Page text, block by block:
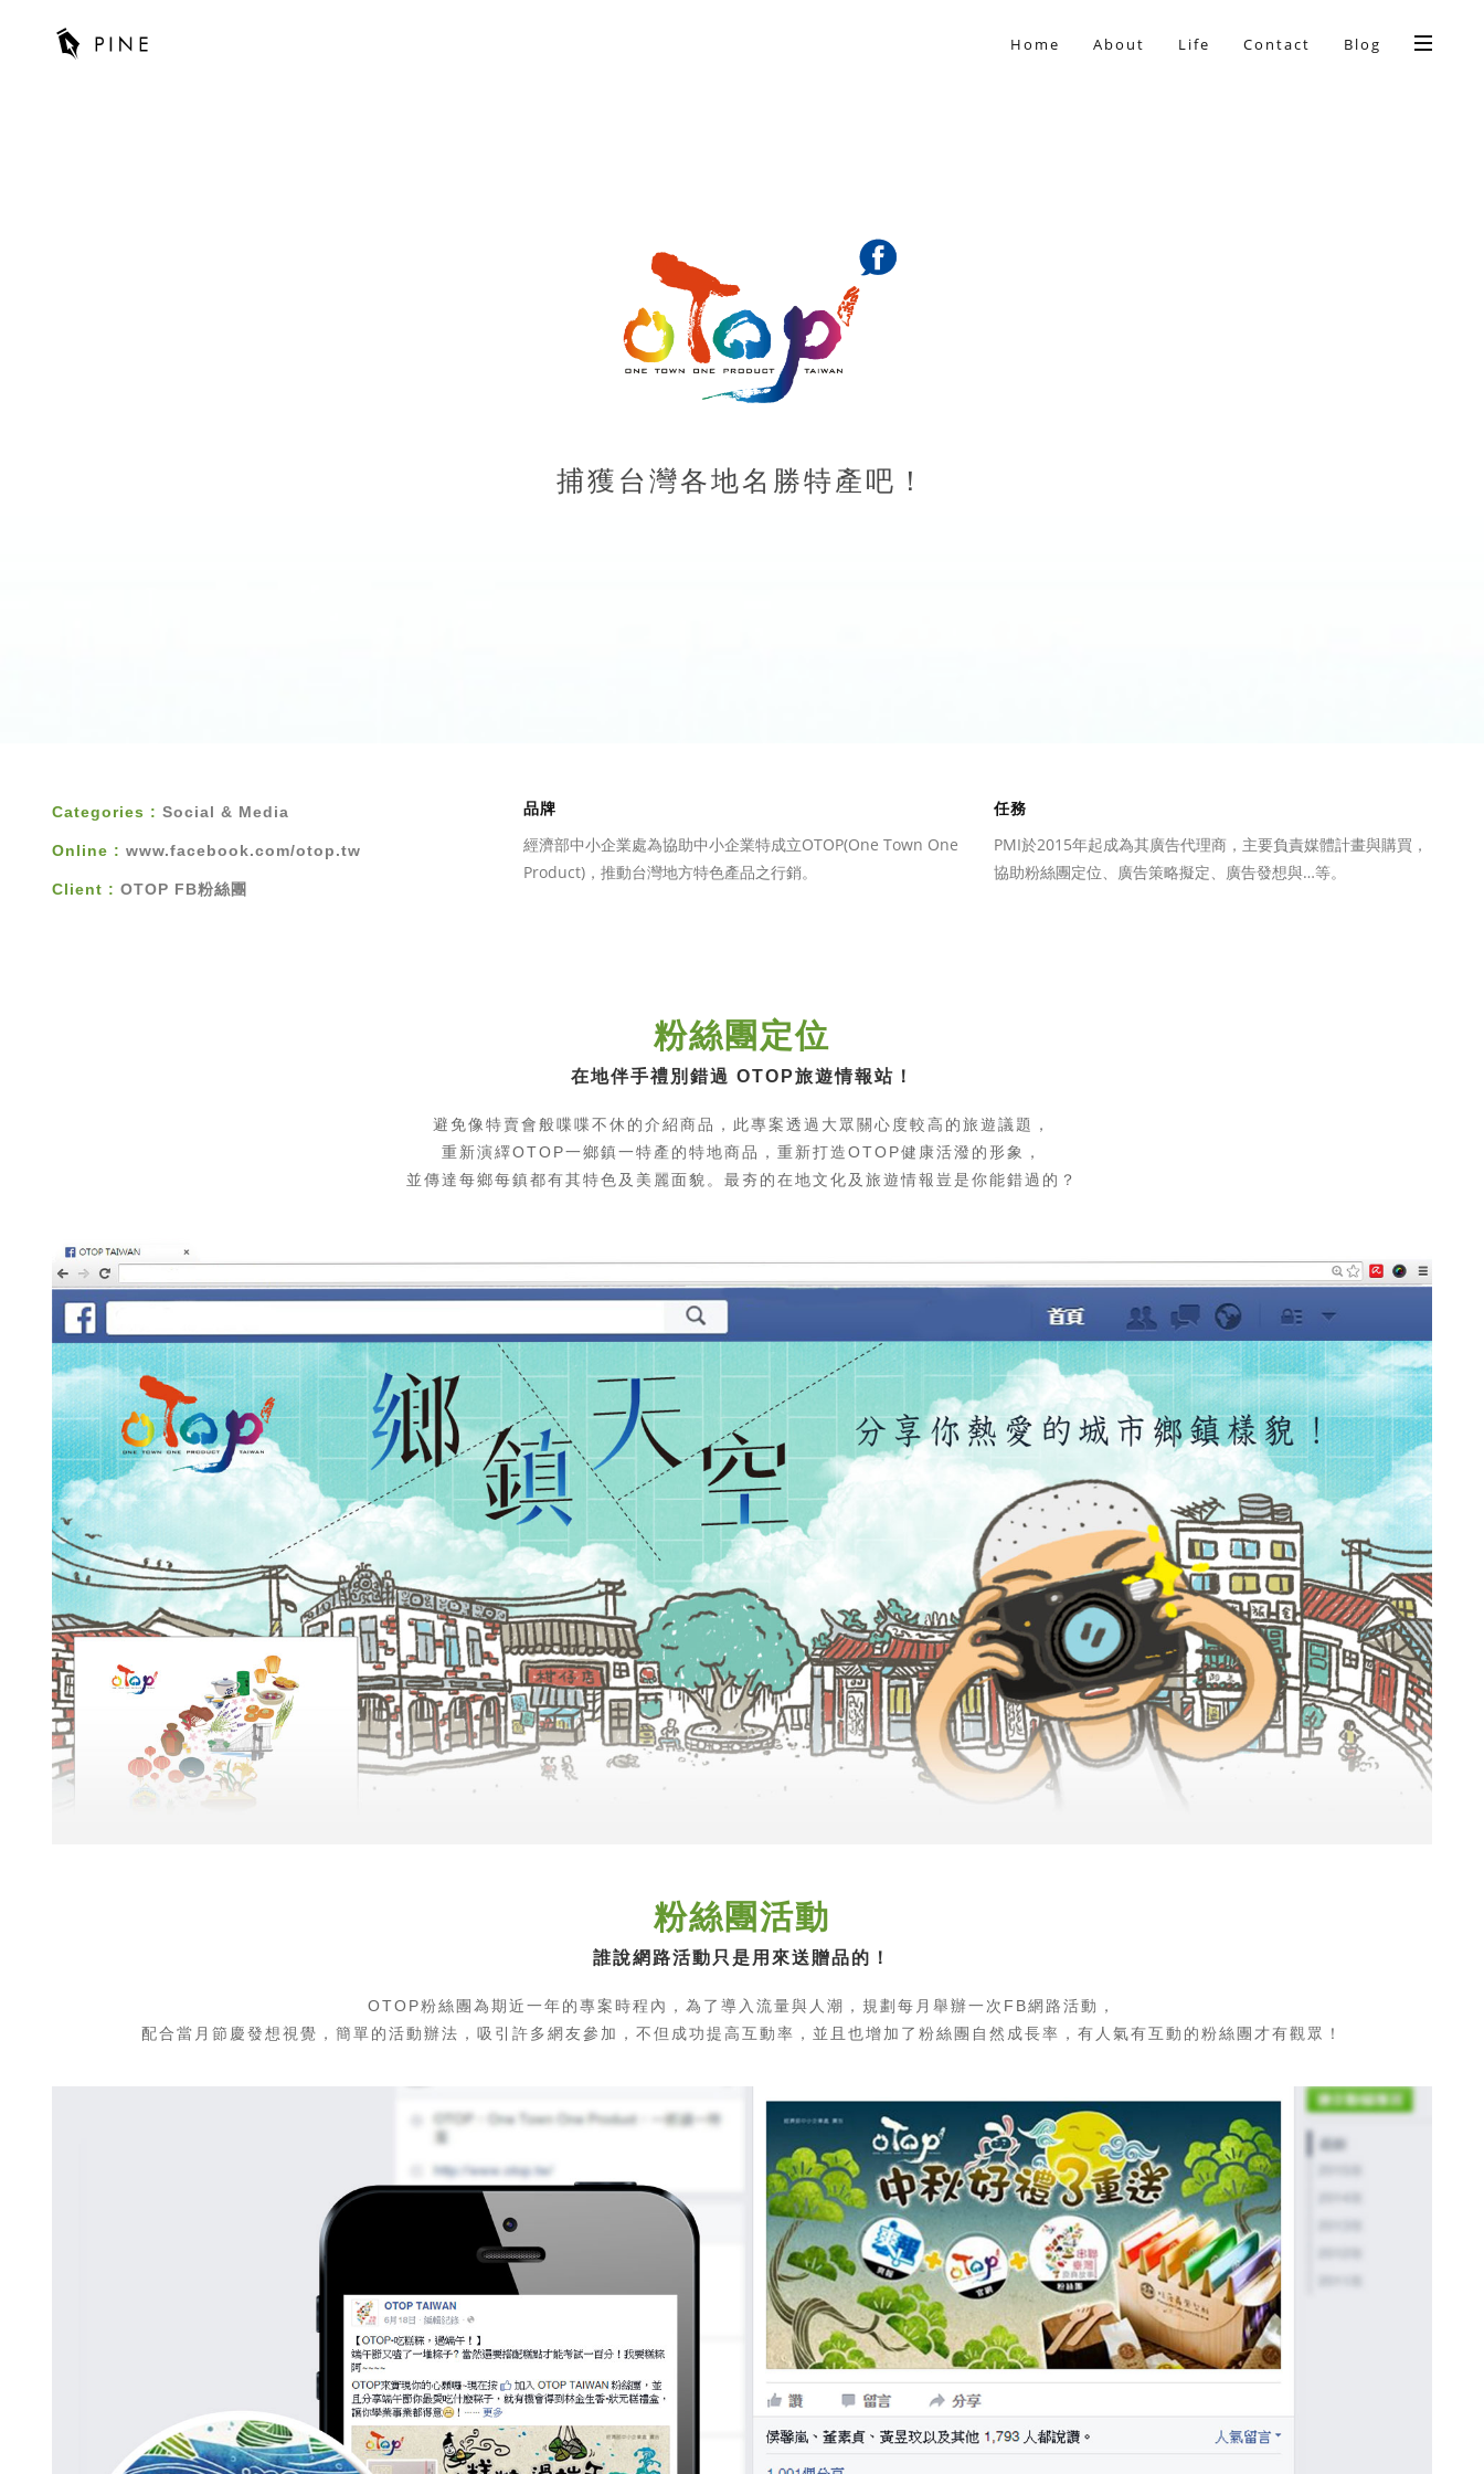
Home About Life Contact Blog
捕獲台灣各地名勝特產吧！
Categories : Social & Media
Online : www.facebook.com/otop.tw
Client : OTOP FB粉絲團
品牌
經濟部中小企業處為協助中小企業特成立OTOP(One Town One
Product)，推動台灣地方特色產品之行銷。
任務
PMI於2015年起成為其廣告代理商，主要負責媒體計畫與購買，
協助粉絲團定位、廣告策略擬定、廣告發想與…等。
粉絲團定位
在地伴手禮別錯過 OTOP旅遊情報站！
避免像特賣會般喋喋不休的介紹商品，此專案透過大眾關心度較高的旅遊議題，
重新演繹OTOP一鄉鎮一特產的特地商品，重新打造OTOP健康活潑的形象，
並傳達每鄉每鎮都有其特色及美麗面貌。最夯的在地文化及旅遊情報豈是你能錯過的？
粉絲團活動
誰說網路活動只是用來送贈品的！
OTOP粉絲團為期近一年的專案時程內，為了導入流量與人潮，規劃每月舉辦一次FB網路活動，
配合當月節慶發想視覺，簡單的活動辦法，吸引許多網友參加，不但成功提高互動率，並且也增加了粉絲團自然成長率，有人氣有互動的粉絲團才有觀眾！